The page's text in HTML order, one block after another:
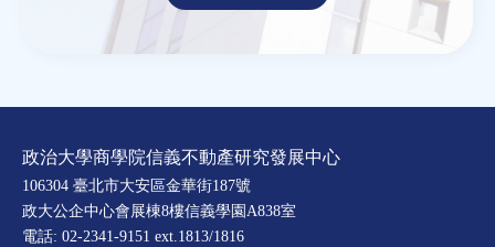
政治大學商學院信義不動產研究發展中心
106304 臺北市大安區金華街187號
政大公企中心會展棟8樓信義學園A838室
電話: 02-2341-9151 ext.1813/1816